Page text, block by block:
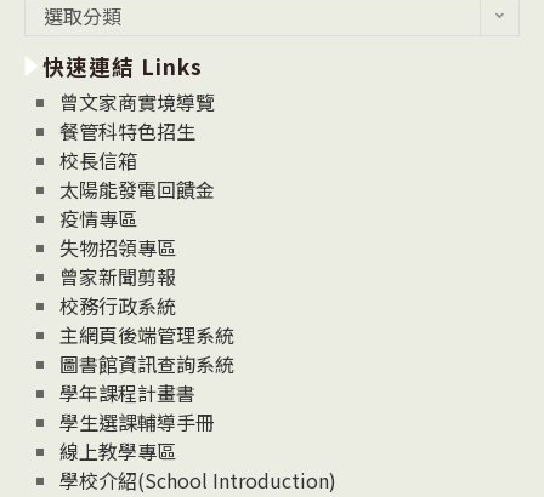
消
息
News
選取分類
快速連結 Links
曾文家商實境導覽
餐管科特色招生
校長信箱
太陽能發電回饋金
疫情專區
失物招領專區
曾家新聞剪報
校務行政系統
主網頁後端管理系統
圖書館資訊查詢系統
學年課程計畫書
學生選課輔導手冊
線上教學專區
學校介紹(School Introduction)